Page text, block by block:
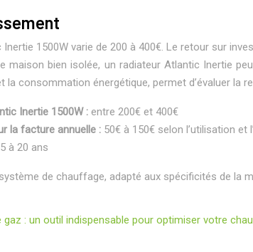
Inertie 1500W varie de 200 à 400€. Le retour sur
maison bien isolée, un radiateur Atlantic Inertie
la consommation énergétique, permet d’évaluer la
Inertie 1500W : entre 200€ et 400€
la facture annuelle : 50€ à 150€ selon l’utilisation et
à 20 ans
de chauffage, adapté aux spécificités de la
: un outil indispensable pour optimiser votre